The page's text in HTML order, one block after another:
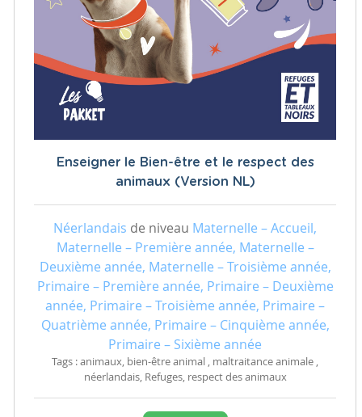
Enseigner le Bien-être et le respect des
animaux (Version NL)
Néerlandais de niveau Maternelle – Accueil,
Maternelle – Première année, Maternelle –
Deuxième année, Maternelle – Troisième année,
Primaire – Première année, Primaire – Deuxième
année, Primaire – Troisième année, Primaire –
Quatrième année, Primaire – Cinquième année,
Primaire – Sixième année
Tags : animaux, bien-être animal , maltraitance animale ,
néerlandais, Refuges, respect des animaux